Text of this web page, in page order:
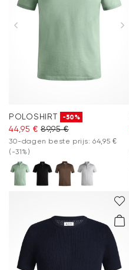
POLOSHIRT -50%
44,95 € 89,95 €
30-dagen beste prijs: 64,95 €
(-31%)